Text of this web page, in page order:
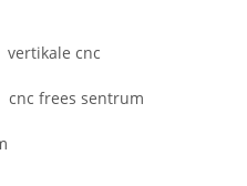
vertikale cnc
cnc frees sentrum